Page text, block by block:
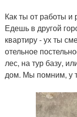
Как ты от работы и
Едешь в другой
квартиру - ух ты
отельное
лес, на тур базу,
дом. Мы помним, у